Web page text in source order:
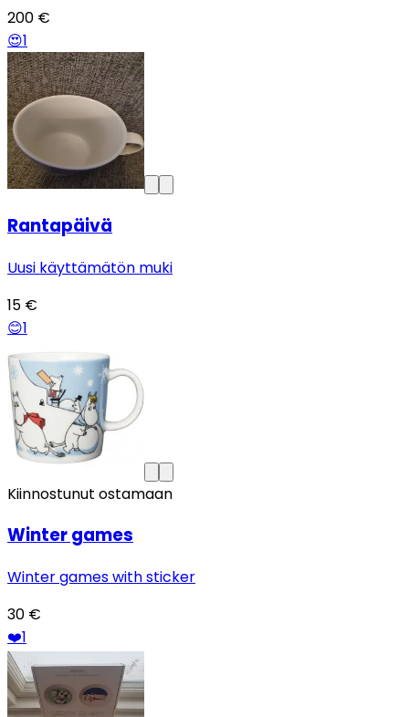
200 €
😍1
Rantapäivä
Uusi käyttämätön muki
15 €
😊1
Kiinnostunut ostamaan
Winter games
Winter games with sticker
30 €
❤️1